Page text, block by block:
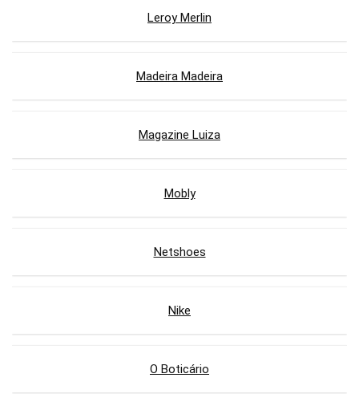
Leroy Merlin
Madeira Madeira
Magazine Luiza
Mobly
Netshoes
Nike
O Boticário